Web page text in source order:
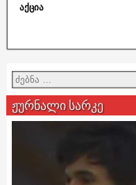
აქცია
ჟურნალი სარკე